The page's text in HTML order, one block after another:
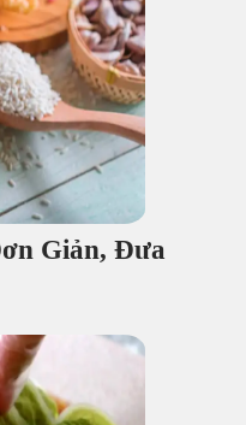
Giản, Đưa